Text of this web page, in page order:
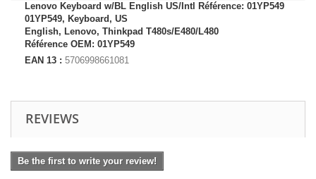
Lenovo Keyboard w/BL English US/Intl Référence: 01YP549
01YP549, Keyboard, US
English, Lenovo, Thinkpad T480s/E480/L480
Référence OEM: 01YP549
EAN 13 : 5706998661081
REVIEWS
Be the first to write your review!